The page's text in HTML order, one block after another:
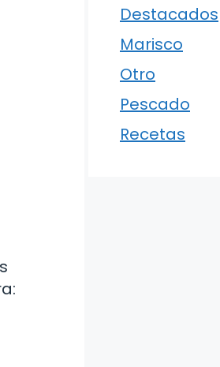
Destacados
Marisco
Otro
Pescado
Recetas